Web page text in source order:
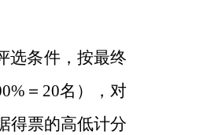
选条件，按最终
＝20名），对
得票的高低计分